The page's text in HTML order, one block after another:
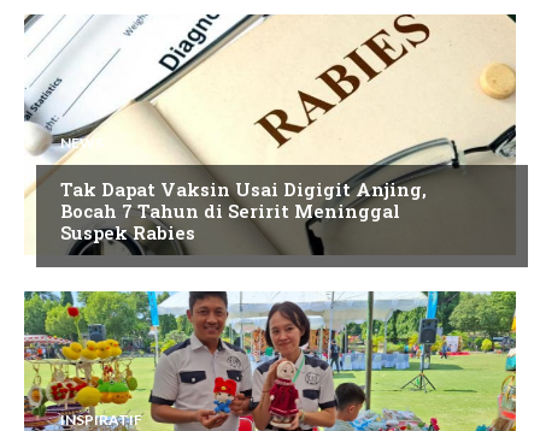
NEWS
Tak Dapat Vaksin Usai Digigit Anjing,
Bocah 7 Tahun di Seririt Meninggal
Suspek Rabies
INSPIRATIF